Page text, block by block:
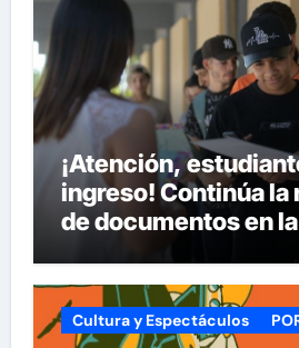
¡Atención,
ingreso! Continúa la
de documentos en
Cultura y Espectáculos